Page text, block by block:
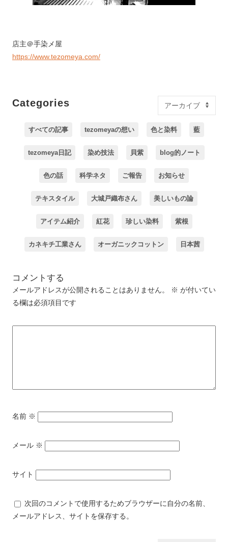
店主＠手染メ屋
https://www.tezomeya.com/
Categories
すべての記事 tezomeyaの想い 色と染料 藍
tezomeya日記 染め技法 貝紫 blog的ノート
色の話 科学ネタ ご報告 お知らせ
テキスタイル 大城戸織布さん 美しいもの論
アイテム紹介 紅花 珍しい染料 紫根
カネキチ工業さん オーガニックコットン 日本茜
コメントする
メールアドレスが公開されることはありません。 ※ が付いてい
る欄は必須項目です
名前 ※
メール ※
サイト
次回のコメントで使用するためブラウザーに自分の名前、
メールアドレス、サイトを保存する。